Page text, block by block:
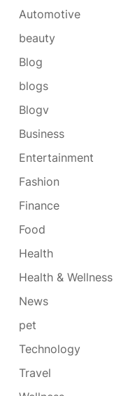
Automotive
beauty
Blog
blogs
Blogv
Business
Entertainment
Fashion
Finance
Food
Health
Health & Wellness
News
pet
Technology
Travel